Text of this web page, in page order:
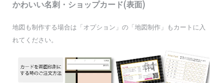
かわいい名刺・ショップカード(表面)
地図も制作する場合は「オプション」の「地図制作」もカートに入
れてください。